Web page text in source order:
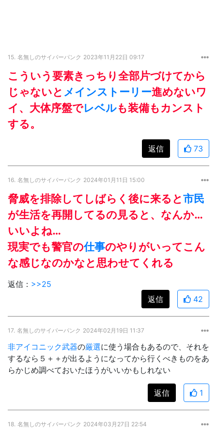
15. 名無しのサイバーパンク 2023年11月22日 09:17
こういう要素きっちり全部片づけてから
じゃないと メインストーリー進めないワ
イ、大体序盤でレベルも装備もカンスト
する。
返信 73
16. 名無しのサイバーパンク 2024年01月11日 15:00
脅威を排除してしばらく後に来ると市民
が生活を再開してるの見ると、なんか…
いいよね…
現実でも警官の仕事のやりがいってこん
な感じなのかなと思わせてくれる
返信： >>25
返信
42
17. 名無しのサイバーパンク 2024年02月19日 11:37
非アイコニック武器の厳選に使う場合もあるので、それを
するなら５＋＋が出るようになってから行くべきものをあ
らかじめ調べておいたほうがいいかもしれない
返信 1
18. 名無しのサイバーパンク 2024年03月27日 22:54